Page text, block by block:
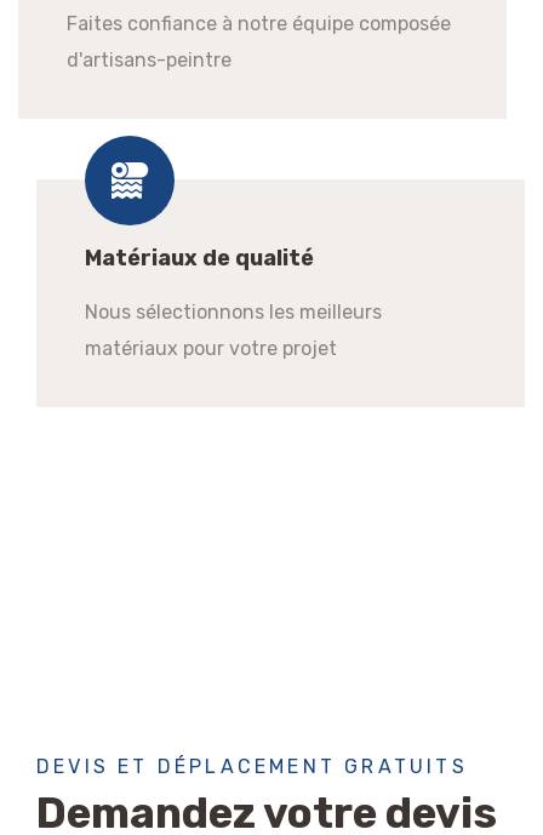
Faites confiance à notre équipe composée
d'artisans-peintre
Matériaux de qualité
Nous sélectionnons les meilleurs
matériaux pour votre projet
DEVIS ET DÉPLACEMENT GRATUITS
Demandez votre devis